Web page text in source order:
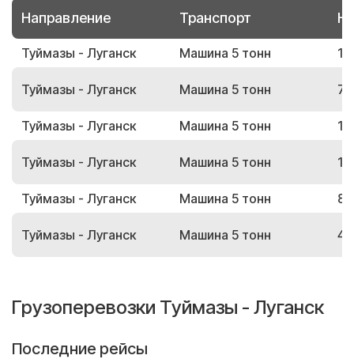
Направление Транспорт
Туймазы - Луганск Машина 5 тонн
Туймазы - Луганск Машина 5 тонн
Туймазы - Луганск Машина 5 тонн
Туймазы - Луганск Машина 5 тонн
Туймазы - Луганск Машина 5 тонн
Туймазы - Луганск Машина 5 тонн
Грузоперевозки Туймазы - Луганск
Последние рейсы